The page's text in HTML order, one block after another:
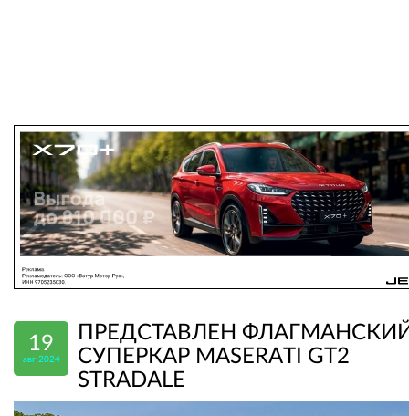
19
авг 2024
ПРЕДСТАВЛЕН
СУПЕРКАР MASERATI GT2
STRADALE